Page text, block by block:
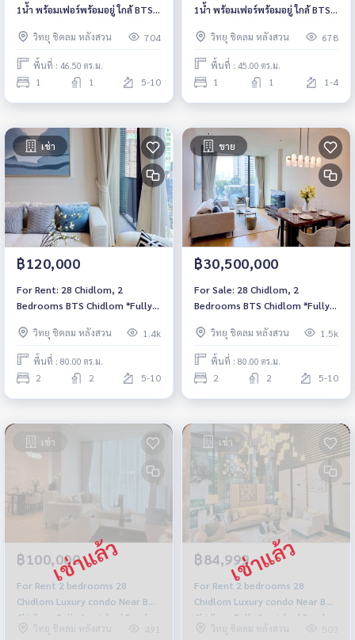
1น้ำ พร้อมเฟอร์พร้อมอยู่ ใกล้ BTS
วิทยุ ชิดลม หลังสวน
704
พื้นที่ : 46.50 ตร.ม.
1 1 5-10
1น้ำ พร้อมเฟอร์พร้อมอยู่ ใกล้ BTS
วิทยุ ชิดลม หลังสวน
678
พื้นที่ : 45.00 ตร.ม.
1 1 1-4
เช่า
฿120,000
For Rent: 28 Chidlom, 2
Bedrooms BTS Chidlom *Fully
New Unit
วิทยุ ชิดลม หลังสวน 1.4k
พื้นที่ : 80.00 ตร.ม.
2 2 5-10
ขาย
฿30,500,000
For Sale: 28 Chidlom, 2
Bedrooms BTS Chidlom *Fully
New Unit
วิทยุ ชิดลม หลังสวน 1.5k
พื้นที่ : 80.00 ตร.ม.
2 2 5-10
เช่า
฿100,000
For Rent 2 bedrooms 28
Chidlom Luxury condo Near BTS
Chidlom Fully furnished Ready
to move inวิทยุ ชิดลม หลังสวน 491
เช่า
฿84,999
For Rent 2 bedrooms 28
Chidlom Luxury condo Near BTS
Chidlom Fully furnished Ready
to move inวิทยุ ชิดลม หลังสวน 503